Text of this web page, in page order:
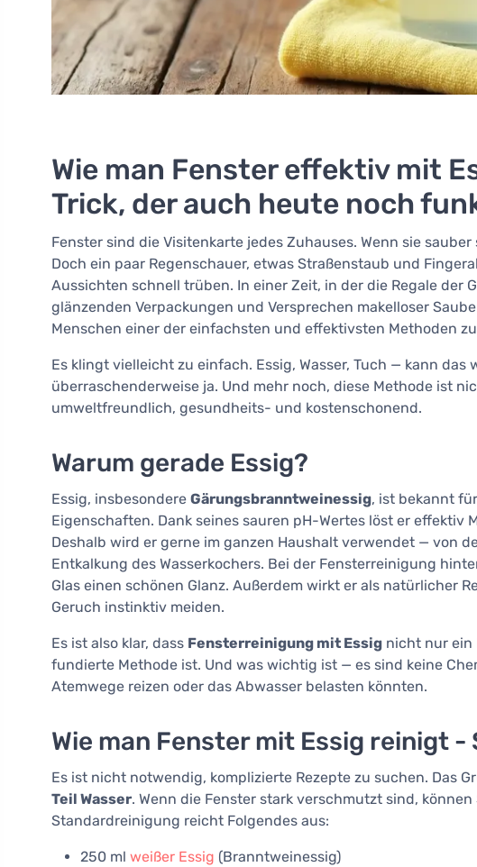
Wie man Fenster effektiv mit
Trick, der auch heute noch
Fenster sind die Visitenkarte jedes Zuhauses. Wenn sie
Doch ein paar Regenschauer, etwas Straßenstaub und
Aussichten schnell trüben. In einer Zeit, in der die Regale der
glänzenden Verpackungen und Versprechen makelloser
Menschen einer der einfachsten und effektivsten Methoden
Es klingt vielleicht zu einfach. Essig, Wasser, Tuch — kann
überraschenderweise ja. Und mehr noch, diese Methode ist
umweltfreundlich, gesundheits- und kostenschonend.
Warum gerade Essig?
Essig, insbesondere Gärungsbranntweinessig, ist bekannt
Eigenschaften. Dank seines sauren pH-Wertes löst er effektiv
Deshalb wird er gerne im ganzen Haushalt verwendet — von
Entkalkung des Wasserkochers. Bei der Fensterreinigung
Glas einen schönen Glanz. Außerdem wirkt er als natürlicher
Geruch instinktiv meiden.
Es ist also klar, dass Fensterreinigung mit Essig nicht nur ein
fundierte Methode ist. Und was wichtig ist — es sind keine
Atemwege reizen oder das Abwasser belasten könnten.
Wie man Fenster mit Essig reinigt
Es ist nicht notwendig, komplizierte Rezepte zu suchen. Das
Teil Wasser. Wenn die Fenster stark verschmutzt sind,
Standardreinigung reicht Folgendes aus:
250 ml weißer Essig (Branntweinessig)